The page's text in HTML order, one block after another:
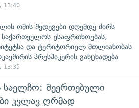
13:40
ომის შედეგები დღემდე ძირს
უსაფრთხოებას,
და ტერიტორიულ მთლიანობას
პრესპიკერის განცხადება
13:35
საელჩო: შეერთებული
კვლავ ღრმად